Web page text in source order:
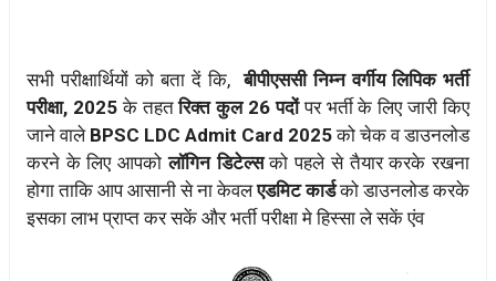
सभी परीक्षार्थियों को बता दें कि, बीपीएससी निम्न वर्गीय लिपिक भर्ती
परीक्षा, 2025के तहतरिक्त कुल 26 पदोंपर भर्ती के लिए जारी किए
जाने वाले BPSC LDC Admit Card 2025 को चेक व डाउनलोड
करने के लिए आपकोलॉगिन डिटेल्सको पहले से तैयार करके रखना
होगा ताकि आप आसानी से ना केवलएडमिट कार्डको डाउनलोड करके
इसका लाभ प्राप्त कर सकें और भर्ती परीक्षा मे हिस्सा ले सकें एंव